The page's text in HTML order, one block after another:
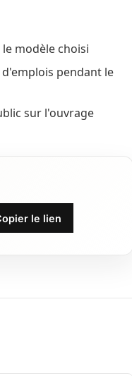
modèle choisi
pendant le
sur l'ouvrage
le lien